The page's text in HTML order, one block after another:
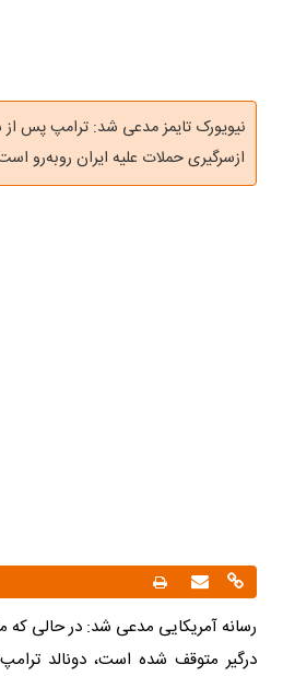
نیویورک تایمز مدعی شد: ترامپ پس از
ازسرگیری حملات علیه ایران روبه‌رو
رسانه آمریکایی مدعی شد: در حالی
درگیر متوقف شده است، دونالد